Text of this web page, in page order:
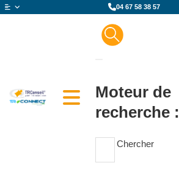
04 67 58 38 57
Moteur de
recherche :
Chercher